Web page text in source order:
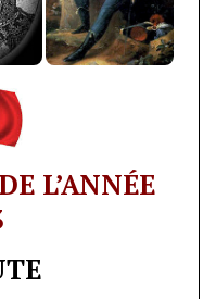
L’ANNÉE